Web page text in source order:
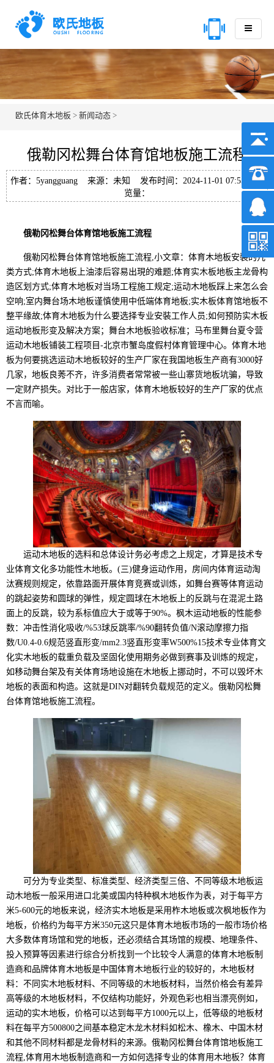
欧氏体育木地板 > 新闻动态 >
俄勒冈松舞台体育馆地板施工流程
作者：5yangguang 来源：未知 发布时间：2024-11-01 07:55 浏
览量：
俄勒冈松舞台体育馆地板施工流程
俄勒冈松舞台体育馆地板施工流程,小文章：体育木地板安裝的几
类方式;体育木地板上油漆后容易出現的难题;体育实木板地板主龙骨构
造区划方式;体育木地板对当场工程施工规定;运动木地板踩上来怎么会
空响;室内舞台场木地板谨慎使用中低端体育地板;实木板体育馆地板不
整平缘故;体育木地板为什么要选择专业安裝工作人员;如何预防实木板
运动地板形变及解决方案；舞台木地板验收标准；马布里舞台夏令营
运动木地板铺装工程项目-北京市蟹岛度假村体育管理中心。体育木地
板为何要挑选运动木地板较好的生产厂家在我国地板生产商有3000好
几家，地板良莠不齐，许多消费者常常被一些山寨货地板坑骗，导致
一定财产损失。对比于一般店家，体育木地板较好的生产厂家的优点
不言而喻。
运动木地板的选料和总体设计务必考虑之上规定，才算是技术专
业体育文化多功能性木地板。(三)健身运动作用，房间内体育运动淘
汰赛规则规定，依靠路面开展体育竞赛或训炼，如舞台赛等体育运动
的跳起姿势和圆球的弹性，规定圆球在木地板上的反跳与在混泥土路
面上的反跳，较为系标值应大于或等于90%。枫木运动地板的性能参
数：冲击性消化吸收/%53球反跳率/%90翻转负值/N滚动摩擦力指
数/U0.4-0.6规范竖直形变/mm2.3竖直形变率W500%15技术专业体育文
化实木地板的载重负载及坚固化使用期务必做到赛事及训炼的规定，
如移动舞台架及有关体育场地设施在木地板上挪动时，不可以毁坏木
地板的表面和构造。这就是DIN对翻转负载规范的定义。俄勒冈松舞
台体育馆地板施工流程。
可分为专业类型、标准类型、经济类型三倍、不同等级木地板运
动木地板一般采用进口北美或国内特种枫木地板作为表，对于每平方
米5-600元的地板来说，经济实木地板是采用柞木地板或次枫地板作为
地板，价格约为每平方米350元这只是体育木地板市场的一般市场价格
大多数体育场馆和党的地板，还必须结合其场馆的规模、地理条件、
投入预算等因素进行综合分析找到一个比较令人满意的体育木地板制
造商和品牌体育木地板是中国体育木地板行业的较好的，木地板材
料：不同实木地板材料、不同等级的木地板材料，当然价格会有差异
高等级的木地板材料，不仅结构功能好，外观色彩也相当漂亮例如，
运动的实木地板，价格可以达到每平方1000元以上，低等级的地板材
料在每平方500800之间基本稳定木龙木材料如松木、橡木、中国木材
和其他不同材料都是龙骨材料的来源。俄勒冈松舞台体育馆地板施工
流程,体育用木地板制造商和一方如何选择专业的体育用木地板？体育